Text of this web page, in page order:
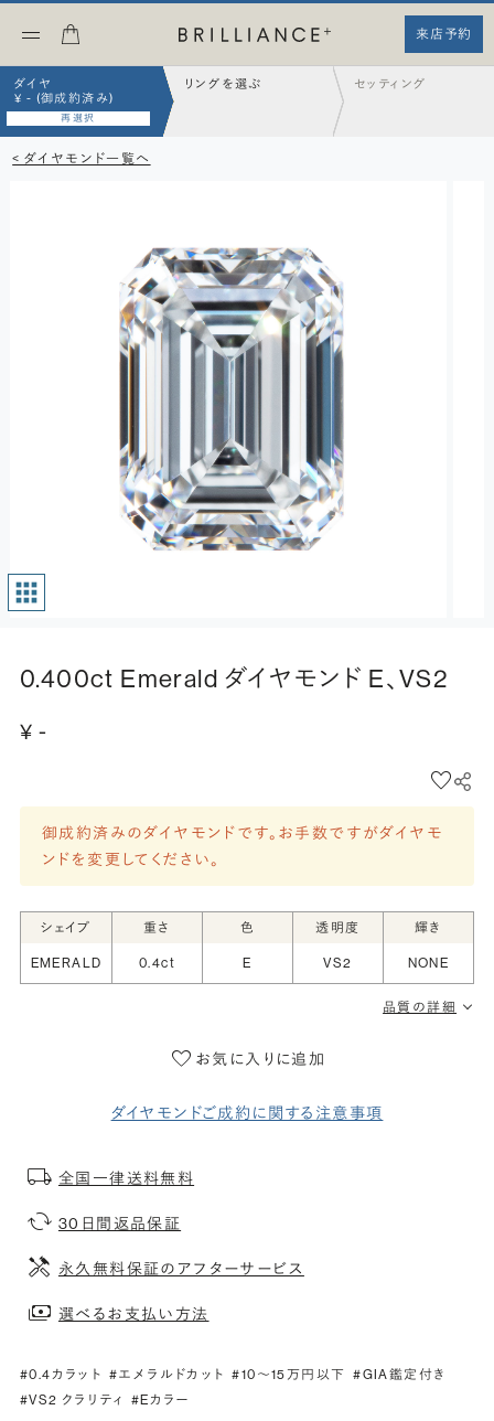
来店予約
ダイヤ
¥ - (御成約済み)
再選択
リングを選ぶ セッティング
< ダイヤモンド一覧へ
0.400ct Emerald ダイヤモンド E、VS2
¥ -
御成約済みのダイヤモンドです。お手数ですがダイヤモ
ンドを変更してください。
シェイプ 重さ 色 透明度 輝き
EMERALD 0.4ct E VS2 NONE
品質の詳細
お気に入りに追加
ダイヤモンドご成約に関する注意事項
全国一律送料無料
30日間返品保証
永久無料保証のアフターサービス
選べるお支払い方法
#0.4カラット #エメラルドカット #10〜15万円以下 #GIA鑑定付き
#VS2 クラリティ
#Eカラー